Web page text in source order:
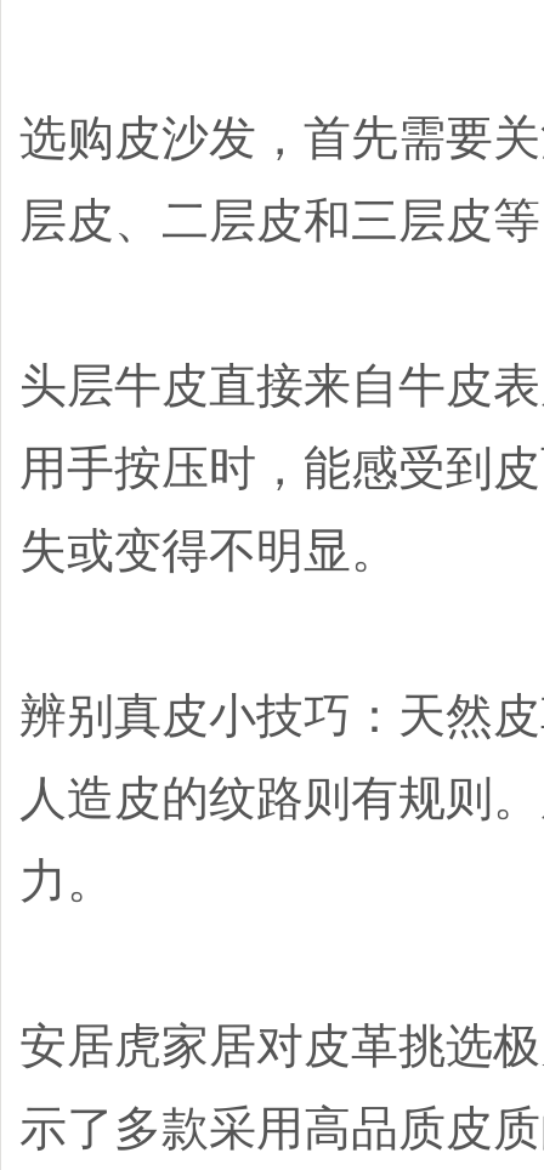
选购皮沙发，首先需要
层皮、二层皮和三层皮
头层牛皮直接来自牛皮
用手按压时，能感受到
失或变得不明显。
辨别真皮小技巧：天然
人造皮的纹路则有规则
力。
安居虎家居对皮革挑选
示了多款采用高品质皮